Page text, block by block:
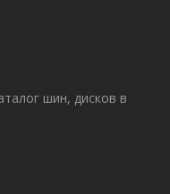
шин, дисков в